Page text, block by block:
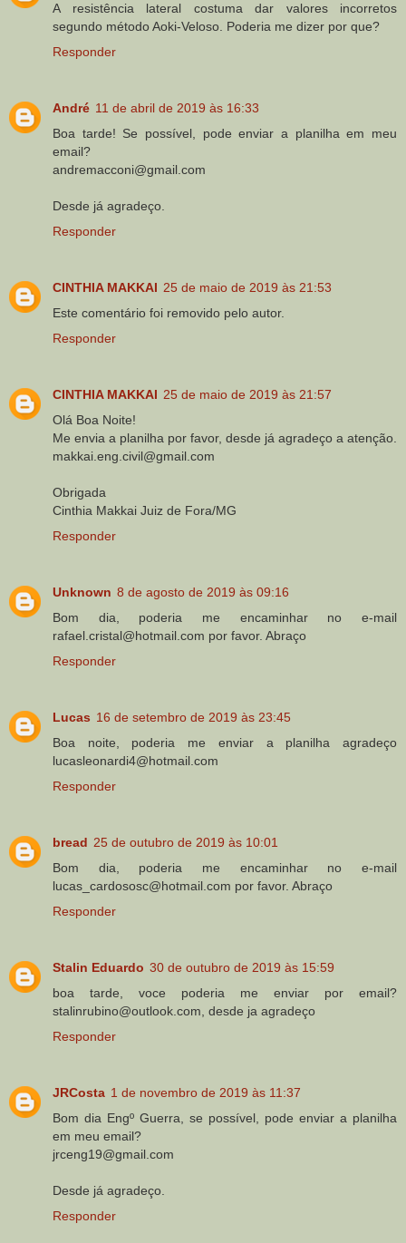
A resistência lateral costuma dar valores incorretos
segundo método Aoki-Veloso. Poderia me dizer por que?
Responder
André 11 de abril de 2019 às 16:33
Boa tarde! Se possível, pode enviar a planilha em meu
email?
andremacconi@gmail.com
Desde já agradeço.
Responder
CINTHIA MAKKAI 25 de maio de 2019 às 21:53
Este comentário foi removido pelo autor.
Responder
CINTHIA MAKKAI 25 de maio de 2019 às 21:57
Olá Boa Noite!
Me envia a planilha por favor, desde já agradeço a atenção.
makkai.eng.civil@gmail.com
Obrigada
Cinthia Makkai Juiz de Fora/MG
Responder
Unknown 8 de agosto de 2019 às 09:16
Bom dia, poderia me encaminhar no e-mail
rafael.cristal@hotmail.com por favor. Abraço
Responder
Lucas 16 de setembro de 2019 às 23:45
Boa noite, poderia me enviar a planilha agradeço
lucasleonardi4@hotmail.com
Responder
bread 25 de outubro de 2019 às 10:01
Bom dia, poderia me encaminhar no e-mail
lucas_cardososc@hotmail.com por favor. Abraço
Responder
Stalin Eduardo 30 de outubro de 2019 às 15:59
boa tarde, voce poderia me enviar por email?
stalinrubino@outlook.com, desde ja agradeço
Responder
JRCosta 1 de novembro de 2019 às 11:37
Bom dia Engº Guerra, se possível, pode enviar a planilha
em meu email?
jrceng19@gmail.com
Desde já agradeço.
Responder